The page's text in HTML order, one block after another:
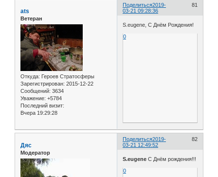
Поделиться 81
2019-
03-21 09:28:36
ats
Ветеран
Откуда: Героев Стратосферы
Зарегистрирован: 2015-12-22
Сообщений: 3634
Уважение: +5784
Последний визит:
Вчера 19:29:28
S.eugene, С Днём Рождения!
0
Поделиться 82
2019-
03-21 12:49:52
Дяс
Модератор
S.eugene С Днём рождения!!!
0